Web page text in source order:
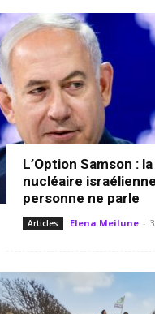
L’Option Samson :
nucléaire
personne ne parle
Articles Elena Meilune -